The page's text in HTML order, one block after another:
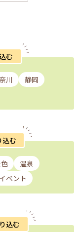
む
川
静岡
込む
温泉
イベント
込む